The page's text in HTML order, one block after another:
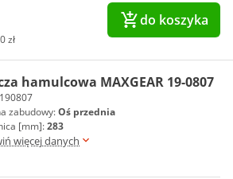
zł
do koszyka
hamulcowa MAXGEAR 19-0807
zabudowy:Oś przednia
[mm]:283
więcej danych